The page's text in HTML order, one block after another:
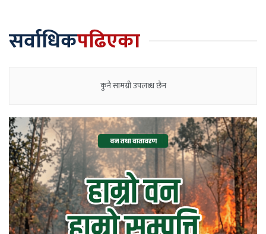
सर्वाधिकपढिएका
कुनै सामग्री उपलब्ध छैन